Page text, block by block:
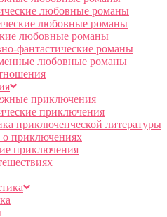
любовные романы
любовные романы
любовные романы
фантастические романы
любовные романы
приключения
приключения
приключенческой литературы
о приключениях
приключения